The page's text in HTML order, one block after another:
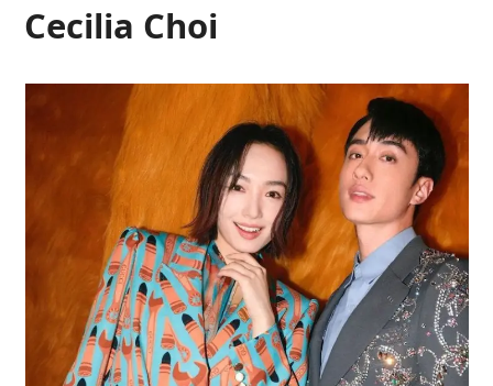
Cecilia Choi